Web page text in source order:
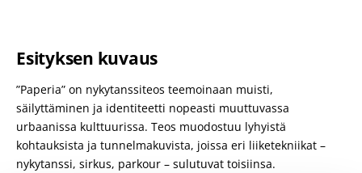
Esityksen kuvaus
”Paperia” on nykytanssiteos teemoinaan muisti,
säilyttäminen ja identiteetti nopeasti muuttuvassa
urbaanissa kulttuurissa. Teos muodostuu lyhyistä
kohtauksista ja tunnelmakuvista, joissa eri liiketekniikat –
nykytanssi, sirkus, parkour – sulutuvat toisiinsa.